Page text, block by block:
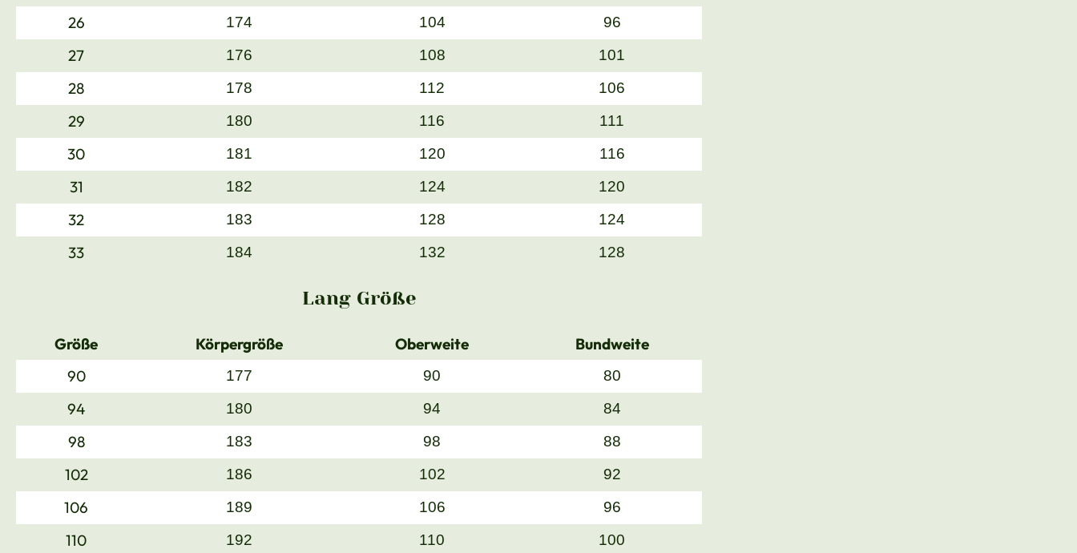
26 174 104 96
27 176 108 101
28 178 112 106
29 180 116 111
30 181 120 116
31 182 124 120
32 183 128 124
33 184 132 128
Lang Größe
Größe Körpergröße Oberweite
Bundweite
90
177 90 80
94 180 94 84
98 183 98 88
102 186 102 92
106 189 106 96
110 192 110 100